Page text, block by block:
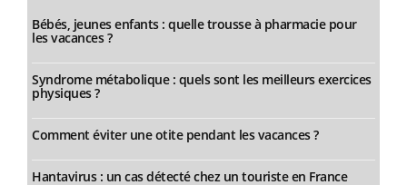
Bébés, jeunes enfants : quelle trousse à pharmacie pour
les vacances ?
Syndrome métabolique : quels sont les meilleurs exercices
physiques ?
Comment éviter une otite pendant les vacances ?
Hantavirus : un cas détecté chez un touriste en France